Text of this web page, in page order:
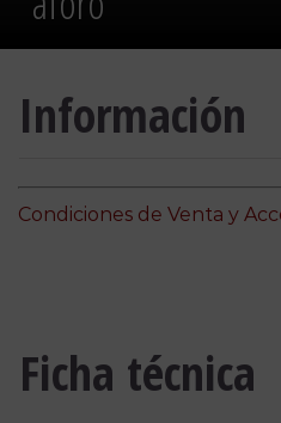
Información
Condiciones de Venta y
Ficha técnica